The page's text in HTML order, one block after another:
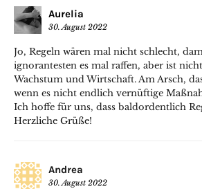
Aurelia
30. August 2022
Jo, Regeln wären mal nicht schlecht,
ignorantesten es mal raffen, aber ist
Wachstum und Wirtschaft. Am Arsch,
wenn es nicht endlich vernüftige
Ich hoffe für uns, dass baldordentlich
Herzliche Grüße!
Andrea
30. August 2022